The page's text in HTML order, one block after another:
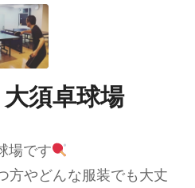
須卓球場
場です
方やどんな服装でも大丈